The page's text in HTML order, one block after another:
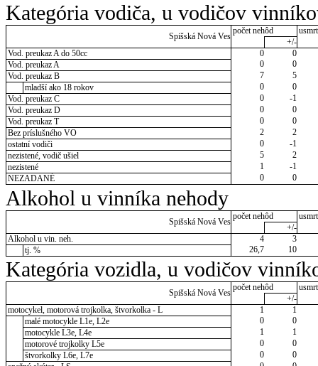
Kategória vodiča, u vodičov
Spišská Nová Ves
počet nehôd
+/-
Vod. preukaz A do 50cc
0
0
Vod. preukaz A
0
0
Vod. preukaz B
7
5
mladší ako 18 rokov
0
0
Vod. preukaz C
0
-1
Vod. preukaz D
0
0
Vod. preukaz T
0
0
Bez príslušného VO
2
2
ostatní vodiči
0
-1
nezistené, vodič ušiel
5
2
nezistené
1
-1
NEZADANÉ
0 0
Alkohol u vinníka nehody
Spišská Nová Ves
počet nehôd
+/-
Alkohol u vin. neh.
4
3
tj. %
26,7 10
Kategória vozidla, u vodičov
Spišská Nová Ves
počet nehôd
+/-
motocykel, motorová trojkolka, štvorkolka - L
1
1
malé motocykle L1e, L2e
0
0
motocykle L3e, L4e
1
1
motorové trojkolky L5e
0
0
štvorkolky L6e, L7e
0
0